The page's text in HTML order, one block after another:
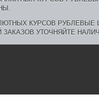
КУРСОВ РУБЛЕВЫЕ
УТОЧНЯЙТЕ